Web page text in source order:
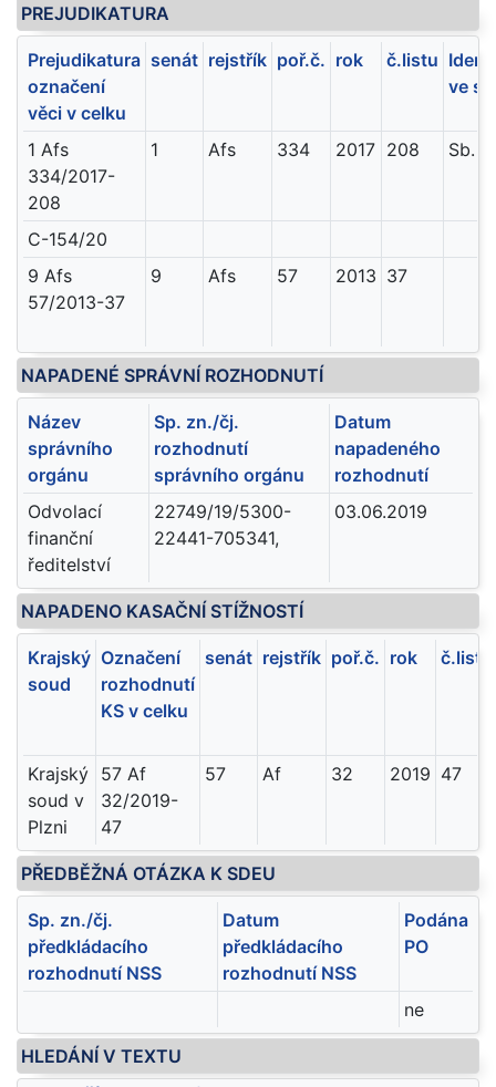
PREJUDIKATURA
Prejudikatura
označení
věci v celku
senát rejstřík poř.č. rok č.listu
ve
1 Afs
334/2017-
208
1 Afs 334 2017 208 Sb.
C-154/20
9 Afs
57/2013-37
9 Afs 57 2013 37
NAPADENÉ SPRÁVNÍ ROZHODNUTÍ
Název
správního
orgánu
Sp. zn./čj.
rozhodnutí
správního orgánu
Datum
napadeného
rozhodnutí
Odvolací
finanční
ředitelství
22749/19/5300-
22441-705341,
03.06.2019
NAPADENO KASAČNÍ STÍŽNOSTÍ
Krajský
soud
Označení
rozhodnutí
KS v celku
senát rejstřík poř.č. rok č.listu
Krajský
soud v
Plzni
57 Af
32/2019-
47
57 Af 32 2019 47
PŘEDBĚŽNÁ OTÁZKA K SDEU
Sp. zn./čj.
předkládacího
rozhodnutí NSS
Datum
předkládacího
rozhodnutí NSS
Podána
PO
ne
HLEDÁNÍ V TEXTU